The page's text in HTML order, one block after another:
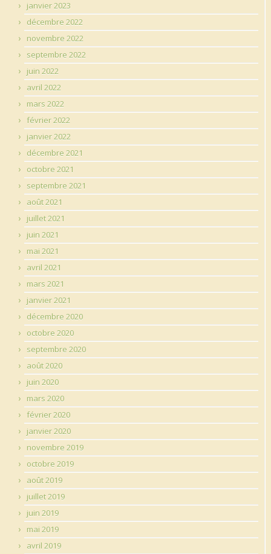
janvier 2023
décembre 2022
novembre 2022
septembre 2022
juin 2022
avril 2022
mars 2022
février 2022
janvier 2022
décembre 2021
octobre 2021
septembre 2021
août 2021
juillet 2021
juin 2021
mai 2021
avril 2021
mars 2021
janvier 2021
décembre 2020
octobre 2020
septembre 2020
août 2020
juin 2020
mars 2020
février 2020
janvier 2020
novembre 2019
octobre 2019
août 2019
juillet 2019
juin 2019
mai 2019
avril 2019